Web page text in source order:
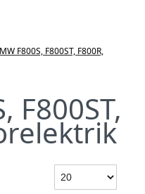
F800S, F800ST, F800R,
F800ST,